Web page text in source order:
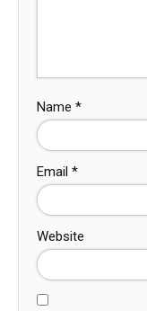
Name *
Email *
Website